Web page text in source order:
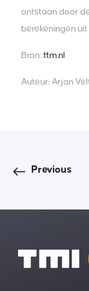
ontstaan door
berekeningen
Bron: ttm.nl
Auteur: Arjan
Previous